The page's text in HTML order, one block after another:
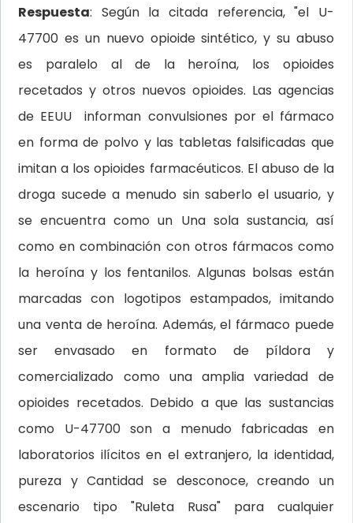
Respuesta: Según la citada referencia, "el U-
47700 es un nuevo opioide sintético, y su abuso
es paralelo al de la heroína, los opioides
recetados y otros nuevos opioides. Las agencias
de EEUU informan convulsiones por el fármaco
en forma de polvo y las tabletas falsificadas que
imitan a los opioides farmacéuticos. El abuso de la
droga sucede a menudo sin saberlo el usuario, y
se encuentra como un Una sola sustancia, así
como en combinación con otros fármacos como
la heroína y los fentanilos. Algunas bolsas están
marcadas con logotipos estampados, imitando
una venta de heroína. Además, el fármaco puede
ser envasado en formato de píldora y
comercializado como una amplia variedad de
opioides recetados. Debido a que las sustancias
como U-47700 son a menudo fabricadas en
laboratorios ilícitos en el extranjero, la identidad,
pureza y Cantidad se desconoce, creando un
escenario tipo "Ruleta Rusa" para cualquier